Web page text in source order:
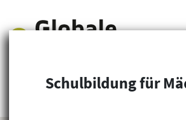
Arbeitsgemeinschaft für
Schulbildung für